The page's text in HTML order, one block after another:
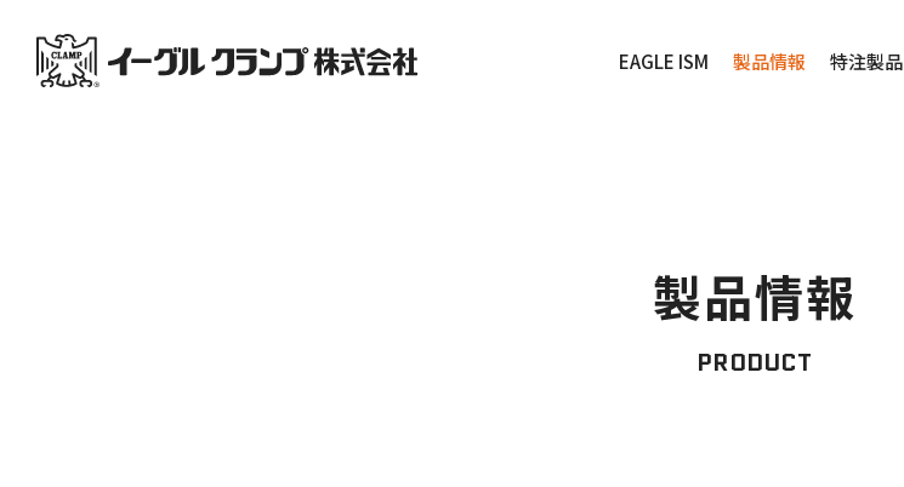
EAGLE ISM 製品情報 特注製品
製品情報
PRODUCT